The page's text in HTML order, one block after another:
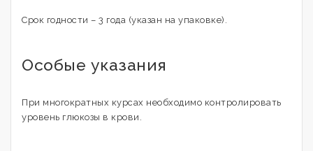
Срок годности – 3 года (указан на упаковке).
Особые указания
При многократных курсах необходимо контролировать
уровень глюкозы в крови.